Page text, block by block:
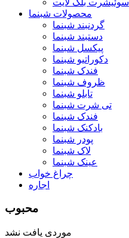
سوئیشرت بلک لایت
محصولات شبنما
گردنبند شبنما
دستبند شبنما
پیکسل شبنما
دکوراتیو شبنما
فندک شبنما
ظروف شبنما
تابلو شبنما
تی شرت شبنما
فندک شبنما
بادکنک شبنما
پودر شبنما
لاک شبنما
عینک شبنما
چراغ خواب
اجاره
محبوب
موردی یافت نشد